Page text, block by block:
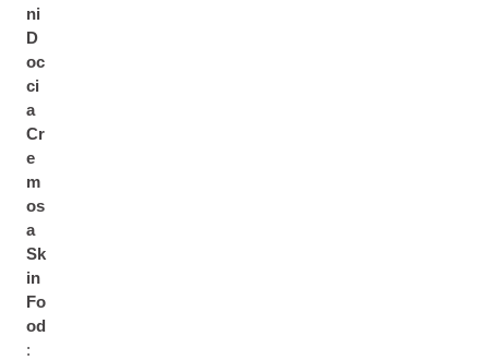
ni
D
oc
ci
a
Cr
e
m
os
a
Sk
in
Fo
od
: